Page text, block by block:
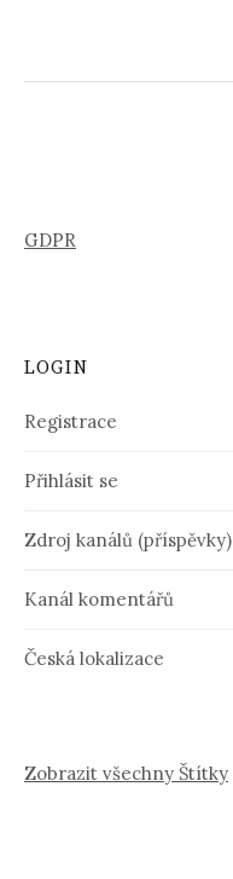
GDPR
LOGIN
Registrace
Přihlásit se
Zdroj kanálů (příspěvky)
Kanál komentářů
Česká lokalizace
Zobrazit všechny Štítky